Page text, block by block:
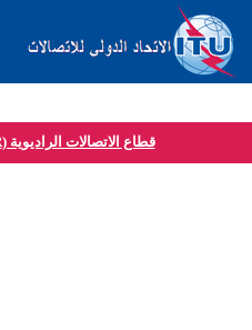
قطاع الاتصالات الراديوية (ITU-R)